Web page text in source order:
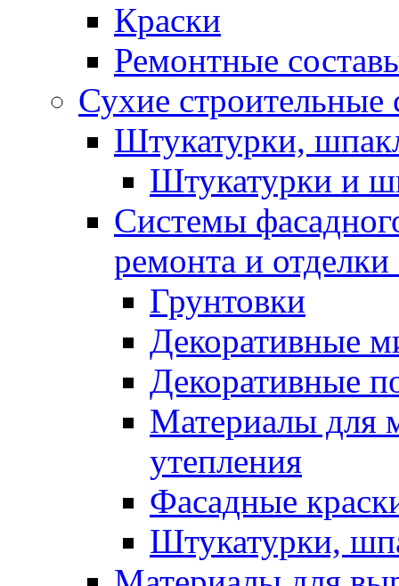
Краски
Ремонтные
Сухие
Штукатурки,
Штукатурки и
Системы
ремонта и отделки
Грунтовки
Декоративные
Декоративные
Материалы для
утепления
Фасадные
Штукатурки,